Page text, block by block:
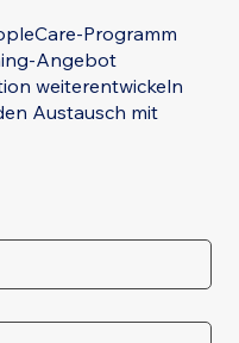
Programm
Angebot
weiterentwickeln
Austausch mit